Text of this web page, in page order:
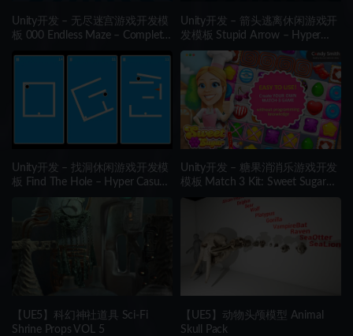
Unity开发 – 无尽迷宫游戏开发模
板 000 Endless Maze – Complete
Unity开发 – 箭头逃离休闲游戏开
发模板 Stupid Arrow – Hyper
Casual Game
Unity开发 – 找洞休闲游戏开发模
板 Find The Hole – Hyper Casual
Unity开发 – 糖果消消乐游戏开发
模板 Match 3 Kit: Sweet Sugar
【UE5】科幻神社道具 Sci-Fi
Shrine Props VOL 5
【UE5】动物头颅模型 Animal
Skull Pack